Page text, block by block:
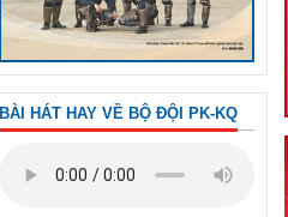
BÀI HÁT HAY VỀ BỘ ĐỘI PK-KQ